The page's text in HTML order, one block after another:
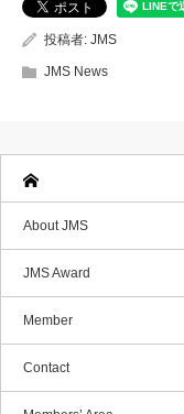
投稿者: JMS
JMS News
About JMS
JMS Award
Member
Contact